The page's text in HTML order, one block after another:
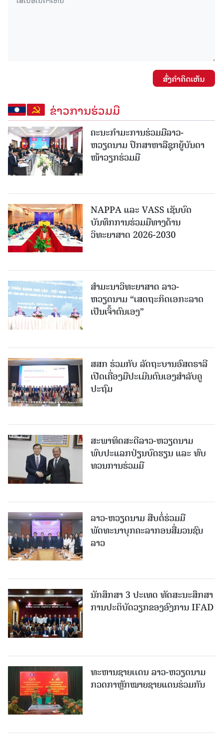
ສົ່ງຄໍາຄິດເຫັນ
ຂ່າວການຮ່ວມມື
ຄະນະກໍາມະການຮ່ວມມືລາວ-
ຫວຽດນາມ ປຶກສາຫາລືຊຸກຍູ້ບັນດາ
ໜ້າວຽກຮ່ວມມື
NAPPA ແລະ VASS ເຊັນບົດ
ບັນທຶກການຮ່ວມມືທາງດ້ານ
ວິທະຍາສາດ 2026-2030
ສຳມະນາວິທະຍາສາດ ລາວ-
ຫວຽດນາມ “ເສດຖະກິດເອກະລາດ
ເປັນເຈົ້າຕົນເອງ”
ສສກ ຮ່ວມກັບ ລັດຖະບານອົສຕຣາລີ
ເປີດເຄື່ອງມືປະເມີນຕົນເອງສຳລັບຄູ
ປະຖົມ
ສະພາທິດສະດີລາວ-ຫວຽດນາມ
ພົບປະແລກປ່ຽນບົດຮຽນ ແລະ ທົບ
ທວນການຮ່ວມມື
ລາວ-ຫວຽດ​ນາມ ສືບ​ຕໍ່​ຮ່ວມ​ມື
ພັດທະນາບຸກຄະລາກອນສື່ມວນຊົນ
ລາວ
ນັກສຶກສາ 3 ປະເທດ ທັດ​ສະ​ນະ​ສຶກ​ສາ
ການປະຕິບັດວຽກຂອງອົງການ IFAD
ທະຫານຊາຍເເດນ ລາວ-ຫວຽດນາມ
ກວດກາຫຼັກໝາຍຊາຍແດນຮ່ວມກັນ